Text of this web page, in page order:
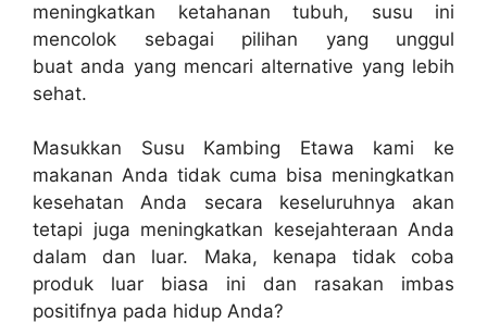
meningkatkan ketahanan tubuh, susu ini
mencolok sebagai pilihan yang unggul
buat anda yang mencari alternative yang lebih
sehat.
Masukkan Susu Kambing Etawa kami ke
makanan Anda tidak cuma bisa meningkatkan
kesehatan Anda secara keseluruhnya akan
tetapi juga meningkatkan kesejahteraan Anda
dalam dan luar. Maka, kenapa tidak coba
produk luar biasa ini dan rasakan imbas
positifnya pada hidup Anda?